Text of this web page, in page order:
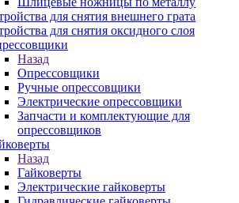
для снятия внешнего грата
для снятия оксидного слоя
Назад
Опрессовщики
Ручные опрессовщики
Электрические опрессовщики
Запчасти и комплектующие для
опрессовщиков
Назад
Гайковерты
Электрические гайковерты